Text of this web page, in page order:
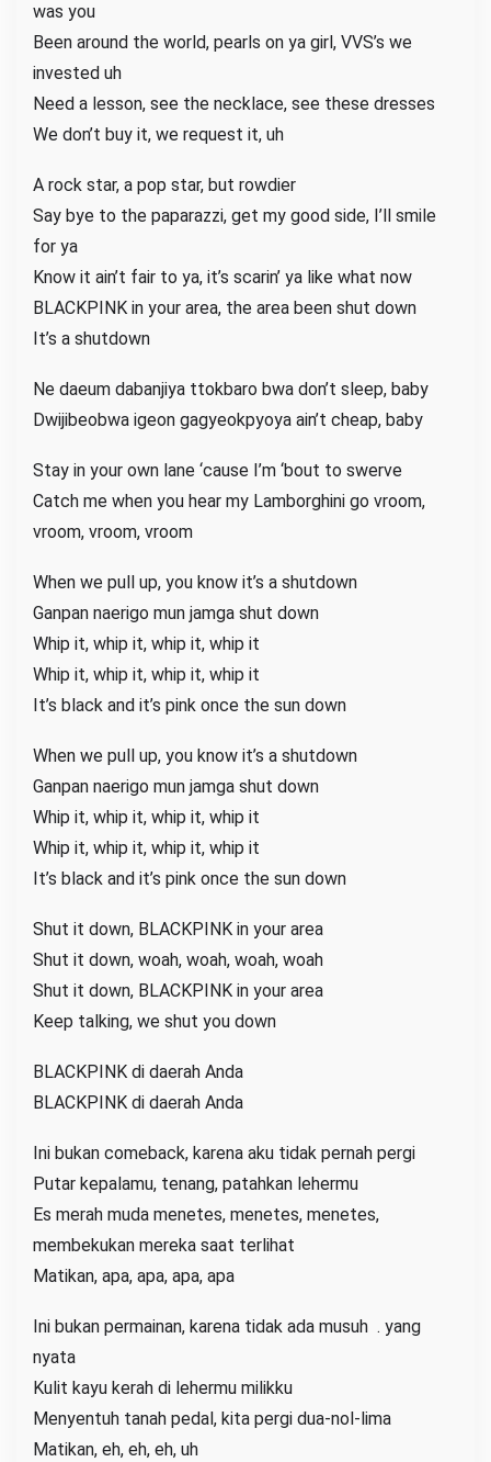
was you
Been around the world, pearls on ya girl, VVS’s we
invested uh
Need a lesson, see the necklace, see these dresses
We don’t buy it, we request it, uh
A rock star, a pop star, but rowdier
Say bye to the paparazzi, get my good side, I’ll smile
for ya
Know it ain’t fair to ya, it’s scarin’ ya like what now
BLACKPINK in your area, the area been shut down
It’s a shutdown
Ne daeum dabanjiya ttokbaro bwa don’t sleep, baby
Dwijibeobwa igeon gagyeokpyoya ain’t cheap, baby
Stay in your own lane ‘cause I’m ‘bout to swerve
Catch me when you hear my Lamborghini go vroom,
vroom, vroom, vroom
When we pull up, you know it’s a shutdown
Ganpan naerigo mun jamga shut down
Whip it, whip it, whip it, whip it
Whip it, whip it, whip it, whip it
It’s black and it’s pink once the sun down
When we pull up, you know it’s a shutdown
Ganpan naerigo mun jamga shut down
Whip it, whip it, whip it, whip it
Whip it, whip it, whip it, whip it
It’s black and it’s pink once the sun down
Shut it down, BLACKPINK in your area
Shut it down, woah, woah, woah, woah
Shut it down, BLACKPINK in your area
Keep talking, we shut you down
BLACKPINK di daerah Anda
BLACKPINK di daerah Anda
Ini bukan comeback, karena aku tidak pernah pergi
Putar kepalamu, tenang, patahkan lehermu
Es merah muda menetes, menetes, menetes,
membekukan mereka saat terlihat
Matikan, apa, apa, apa, apa
Ini bukan permainan, karena tidak ada musuh . yang
nyata
Kulit kayu kerah di lehermu milikku
Menyentuh tanah pedal, kita pergi dua-nol-lima
Matikan, eh, eh, eh, uh